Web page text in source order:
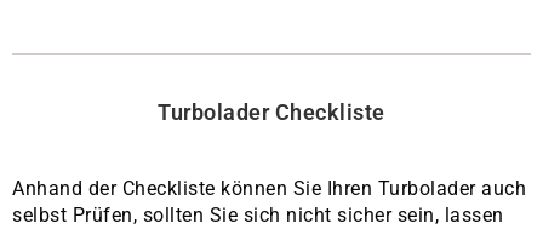
TurboladerCheckliste
Anhand der Checkliste können Sie Ihren Turbolader auch
selbst Prüfen, sollten Sie sich nicht sicher sein, lassen